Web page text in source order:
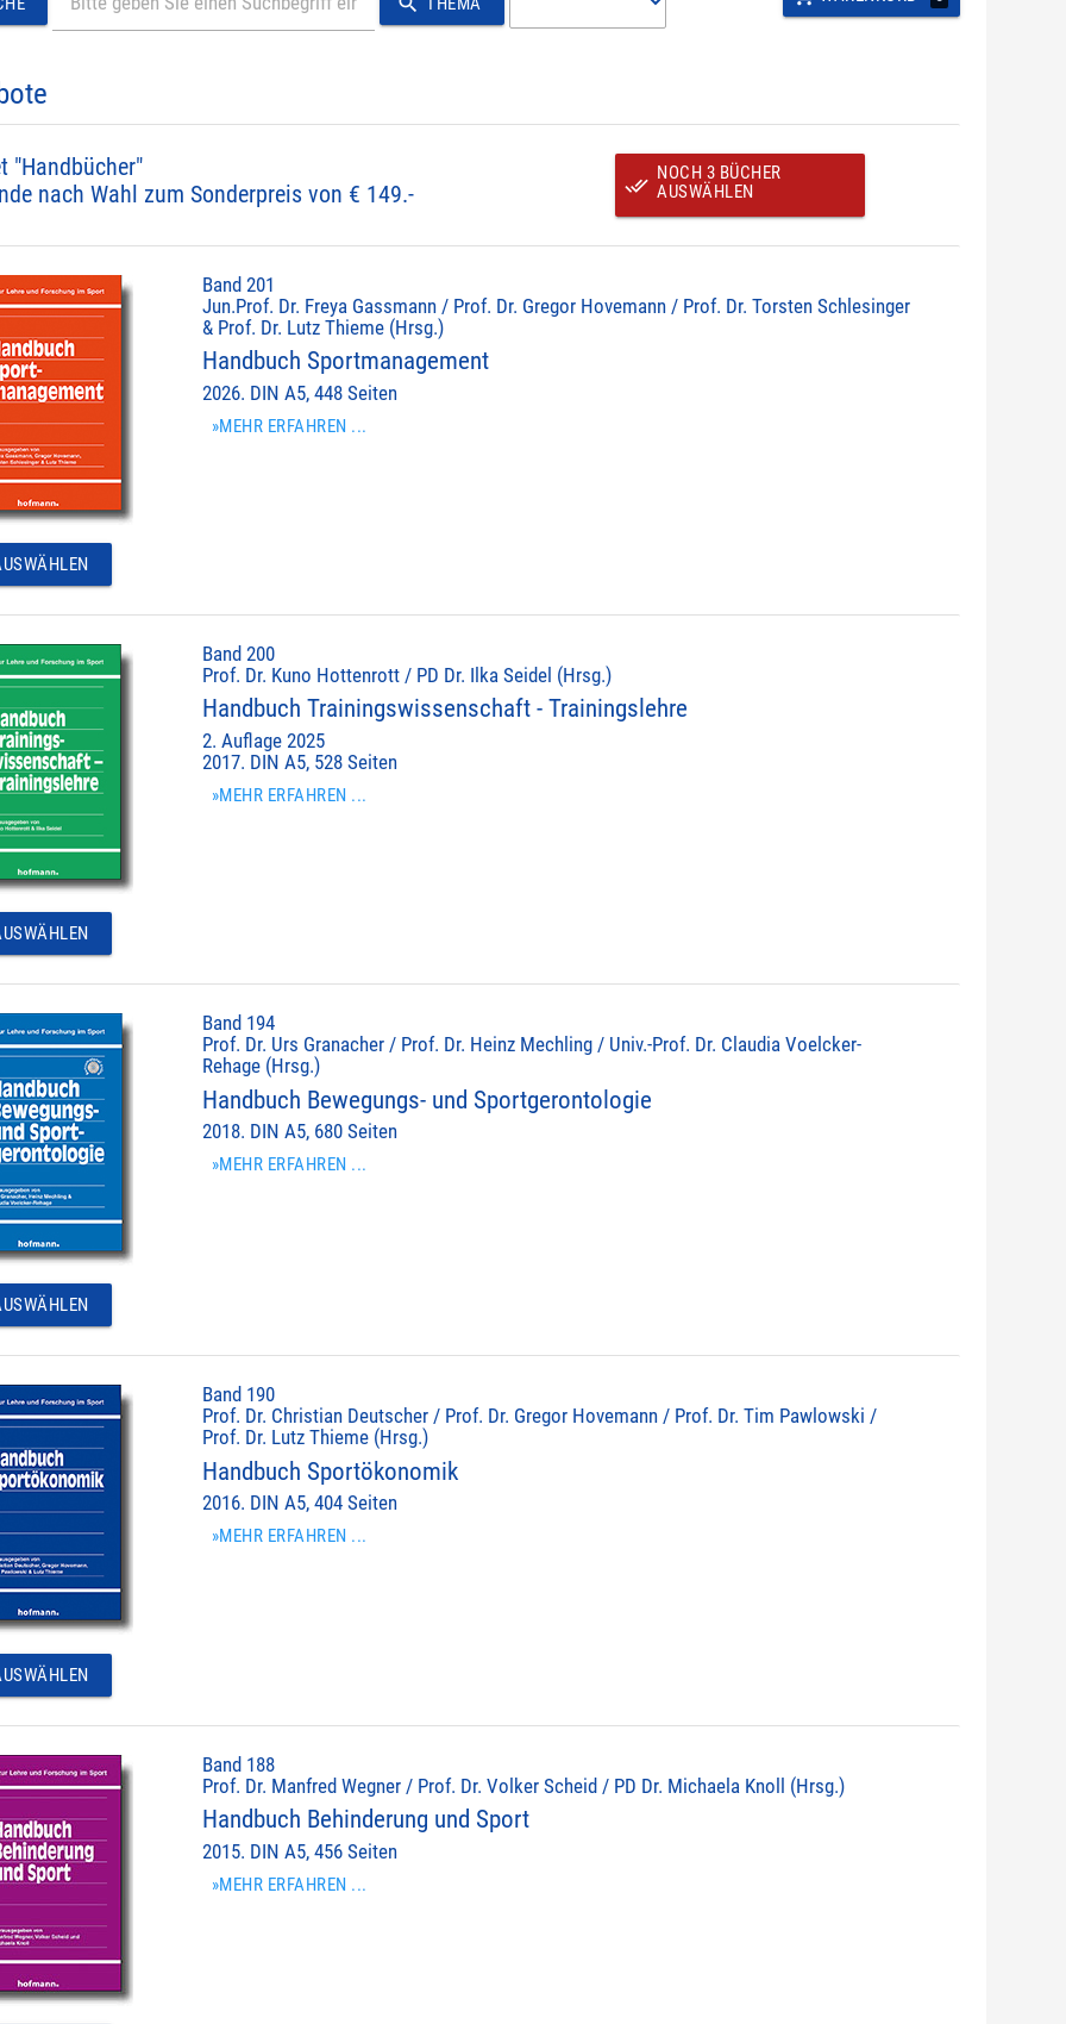
"Handbücher"
nach Wahl zum Sonderpreis von € 149.-
done_all
NOCH 3 BÜCHER
AUSWÄHLEN
Band 201
Jun.Prof. Dr. Freya Gassmann / Prof. Dr. Gregor Hovemann / Prof. Dr. Torsten Schlesinger
& Prof. Dr. Lutz Thieme (Hrsg.)
Handbuch Sportmanagement
2026. DIN A5, 448 Seiten
»MEHR ERFAHREN ...
Band 200
Prof. Dr. Kuno Hottenrott / PD Dr. Ilka Seidel (Hrsg.)
Handbuch Trainingswissenschaft - Trainingslehre
2. Auflage 2025
2017. DIN A5, 528 Seiten
»MEHR ERFAHREN ...
Band 194
Prof. Dr. Urs Granacher / Prof. Dr. Heinz Mechling / Univ.-Prof. Dr. Claudia Voelcker-
Rehage (Hrsg.)
Handbuch Bewegungs- und Sportgerontologie
2018. DIN A5, 680 Seiten
»MEHR ERFAHREN ...
Band 190
Prof. Dr. Christian Deutscher / Prof. Dr. Gregor Hovemann / Prof. Dr. Tim Pawlowski /
Prof. Dr. Lutz Thieme (Hrsg.)
Handbuch Sportökonomik
2016. DIN A5, 404 Seiten
»MEHR ERFAHREN ...
Band 188
Prof. Dr. Manfred Wegner / Prof. Dr. Volker Scheid / PD Dr. Michaela Knoll (Hrsg.)
Handbuch Behinderung und Sport
2015. DIN A5, 456 Seiten
»MEHR ERFAHREN ...